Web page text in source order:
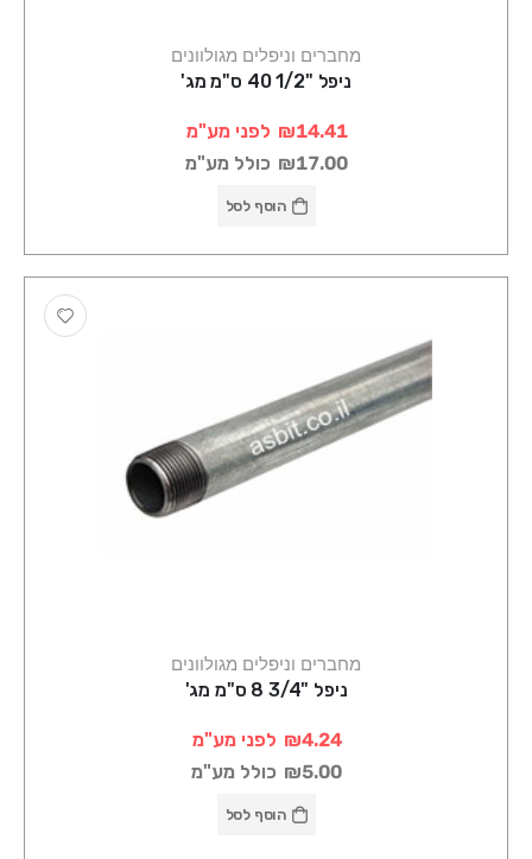
מחברים וניפלים מגולוונים
ניפל "1/2 40 ס"מ מג'
₪14.41 לפני מע"מ
₪17.00 כולל מע"מ
הוסף לסל
מחברים וניפלים מגולוונים
ניפל "3/4 8 ס"מ מג'
₪4.24 לפני מע"מ
₪5.00 כולל מע"מ
הוסף לסל